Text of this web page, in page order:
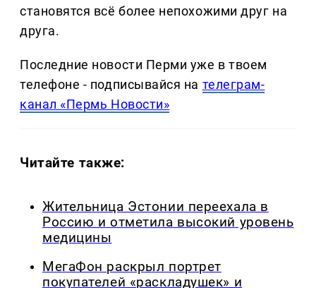
становятся всё более непохожими друг на
друга.
Последние новости Перми уже в твоем
телефоне - подписывайся на телеграм-
канал «Пермь Новости»
Читайте также:
Жительница Эстонии переехала в
Россию и отметила высокий уровень
медицины
МегаФон раскрыл портрет
покупателей «раскладушек» и